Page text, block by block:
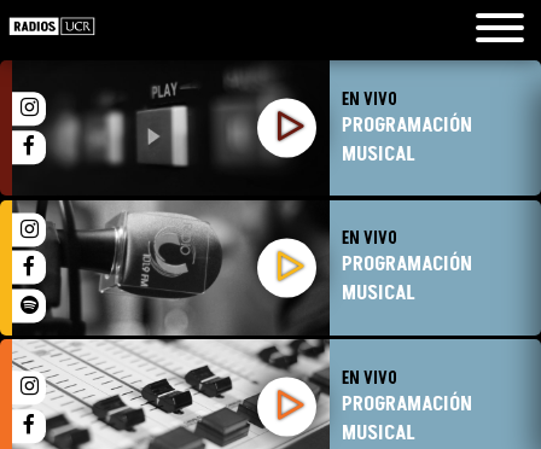
EN VIVO
PROGRAMACIÓN
MUSICAL
EN VIVO
PROGRAMACIÓN
MUSICAL
EN VIVO
PROGRAMACIÓN
MUSICAL